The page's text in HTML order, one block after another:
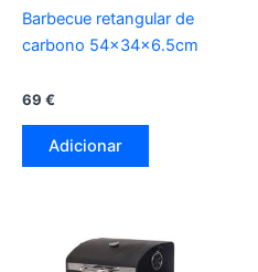
Barbecue retangular de
carbono 54x34x6.5cm
69 €
Adicionar